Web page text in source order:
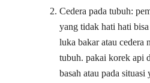
Cedera pada tubuh:
yang tidak hati hati
luka bakar atau cedera
tubuh. pakai korek api
basah atau pada